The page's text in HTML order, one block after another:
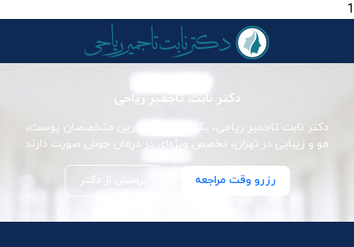
1
دکتر نابت تاجمیر ریاحی
دکتر نابت تاجمیر ریاحی، یکی از برجسته‌ترین متخصصان پوست،
مو و زیبایی در تهران، تخصص ویژه‌ای در درمان جوش صورت دارند
رزرو وقت مراجعه پرسش از دکتر